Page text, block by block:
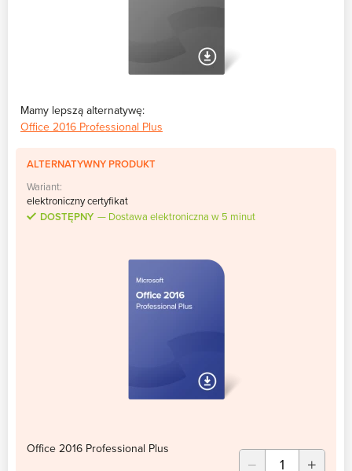
Mamy lepszą alternatywę:
Office 2016 Professional Plus
ALTERNATYWNY PRODUKT
Wariant:
elektroniczny certyfikat
DOSTĘPNY
Dostawa elektroniczna w 5 minut
Office 2016 Professional Plus